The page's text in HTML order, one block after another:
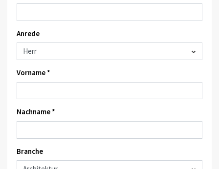
Anrede
Vorname *
Nachname *
Branche